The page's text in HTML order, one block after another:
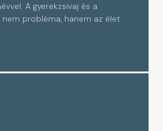
A gyerekzsivaj és a
probléma, hanem az élet.